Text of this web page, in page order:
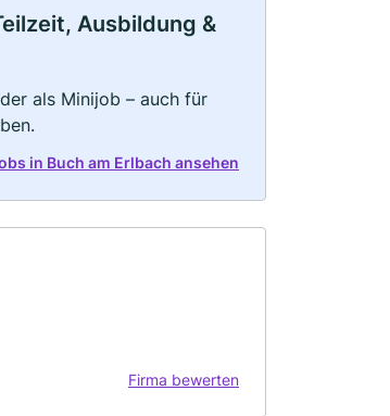
Ausbildung &
als Minijob – auch für
in Buch am Erlbach ansehen
Firma bewerten